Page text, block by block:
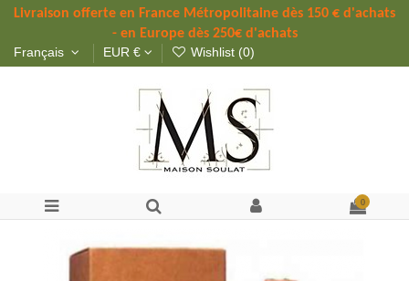
Livraison offerte en France Métropolitaine dès 150 € d'achats
- en Europe dès 250€ d'achats
Français EUR € Wishlist (0)
0